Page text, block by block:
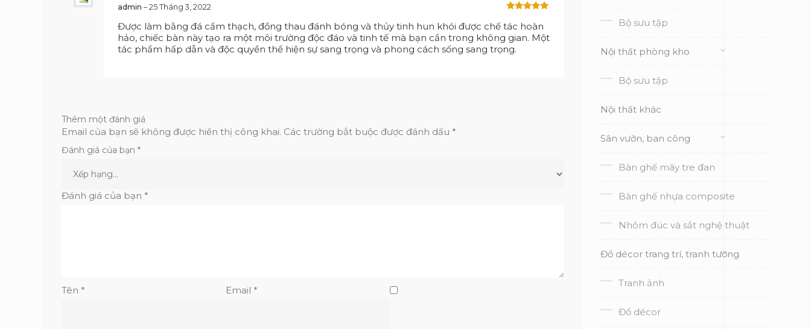
hạng55
sao
admin – 25 Tháng 3, 2022
Được làm bằng đá cẩm thạch, đồng thau đánh bóng và thủy tinh hun khói được chế tác hoàn
hảo, chiếc bàn này tạo ra một môi trường độc đáo và tinh tế mà bạn cần trong không gian. Một
tác phẩm hấp dẫn và độc quyền thể hiện sự sang trọng và phong cách sống sang trọng.
Thêm một đánh giá
Email của bạn sẽ không được hiển thị công khai. Các trường bắt buộc được đánh dấu *
Đánh giá của bạn *
Đánh giá của bạn *
Tên * Email *
Bộ sưu tập
Nội thất phòng kho
Bộ sưu tập
Nội thất khác
Sân vườn, ban công
Bàn ghế mây tre đan
Bàn ghế nhựa composite
Nhôm đúc và sắt nghệ thuật
Đồ décor trang trí, tranh tường
Tranh ảnh
Đồ décor